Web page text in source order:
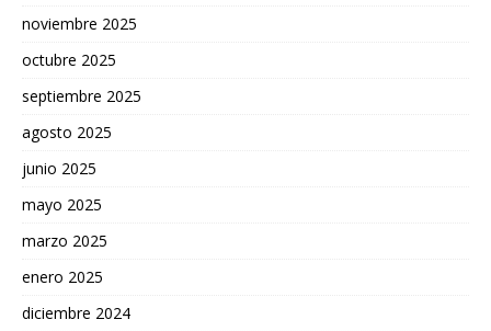
noviembre 2025
octubre 2025
septiembre 2025
agosto 2025
junio 2025
mayo 2025
marzo 2025
enero 2025
diciembre 2024